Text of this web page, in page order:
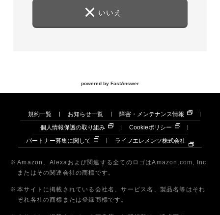
いいえ
powered by FastAnswer
規約一覧 お知らせ一覧
障害・メンテナンス情報
個人情報保護の取り組み
Cookieポリシー
パートナー募集に関して
ライフエレメンツ株式会社
※ Amazon、Alexaおよび関連する全てのロゴはAmazon.com, Inc.
またはその関連会社の商標です。
※ 本サイトに掲載されている会社名、サービス名、製品名等はそれ
ぞれ各社の商標または登録商標です。